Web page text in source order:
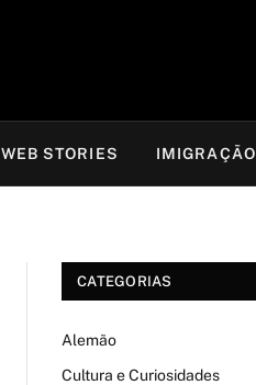
WEB STORIES IMIGRAÇÃO
CATEGORIAS
Alemão
Cultura e Curiosidades